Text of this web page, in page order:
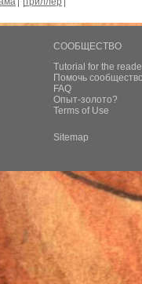
СООБЩЕСТВО
Tutorial for the
Помочь
FAQ
Опыт-золото?
Terms of Use
Sitemap